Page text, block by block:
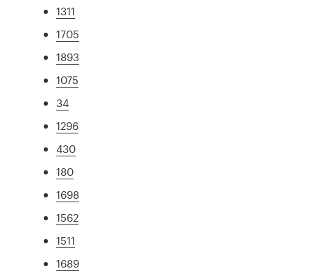
1311
1705
1893
1075
34
1296
430
180
1698
1562
1511
1689